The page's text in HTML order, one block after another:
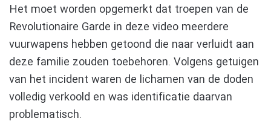
Het moet worden opgemerkt dat troepen van de
Revolutionaire Garde in deze video meerdere
vuurwapens hebben getoond die naar verluidt aan
deze familie zouden toebehoren. Volgens getuigen
van het incident waren de lichamen van de doden
volledig verkoold en was identificatie daarvan
problematisch.